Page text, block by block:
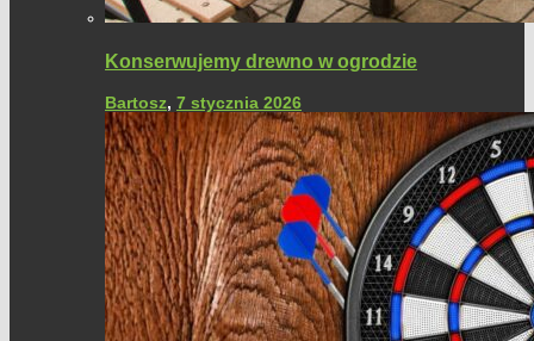
Konserwujemy drewno w ogrodzie
Bartosz, 7 stycznia 2026